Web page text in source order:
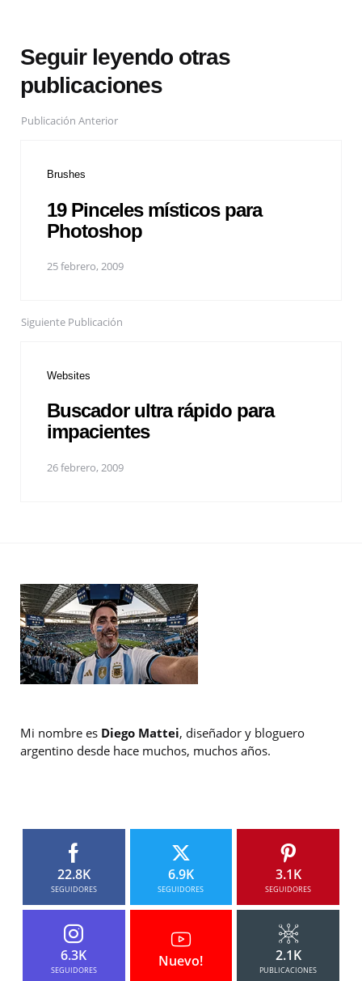
Seguir leyendo otras
publicaciones
Publicación Anterior
Brushes
19 Pinceles místicos para
Photoshop
25 febrero, 2009
Siguiente Publicación
Websites
Buscador ultra rápido para
impacientes
26 febrero, 2009
Mi nombre es Diego Mattei, diseñador y bloguero
argentino desde hace muchos, muchos años.
22.8K
SEGUIDORES
6.9K
SEGUIDORES
3.1K
SEGUIDORES
6.3K
SEGUIDORES
Nuevo! 2.1K
PUBLICACIONES